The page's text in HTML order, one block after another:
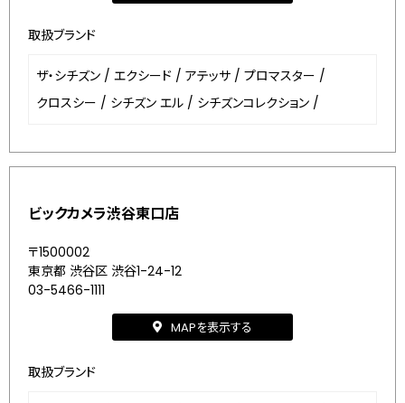
取扱ブランド
ザ・シチズン / エクシード / アテッサ / プロマスター /
クロスシー / シチズン エル / シチズンコレクション /
ビックカメラ渋谷東口店
〒1500002
東京都 渋谷区 渋谷1-24-12
03-5466-1111
MAPを表示する
取扱ブランド